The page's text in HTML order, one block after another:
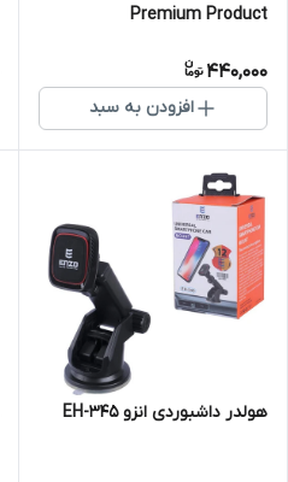
Premium Product
440,000
افزودن به سبد
هولدر داشبوردی انزو EH-345